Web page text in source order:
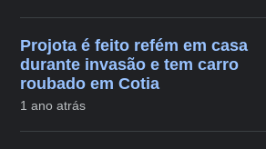
Projota é feito refém em casa
durante invasão e tem carro
roubado em Cotia
1 ano atrás